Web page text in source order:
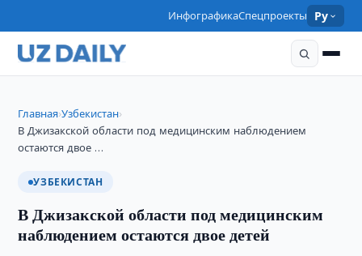
ИнфографикаСпецпроекты Ру
Главная›Узбекистан›
В Джизакской области под медицинским наблюдением
остаются двое …
УЗБЕКИСТАН
В Джизакской области под медицинским
наблюдением остаются двое детей